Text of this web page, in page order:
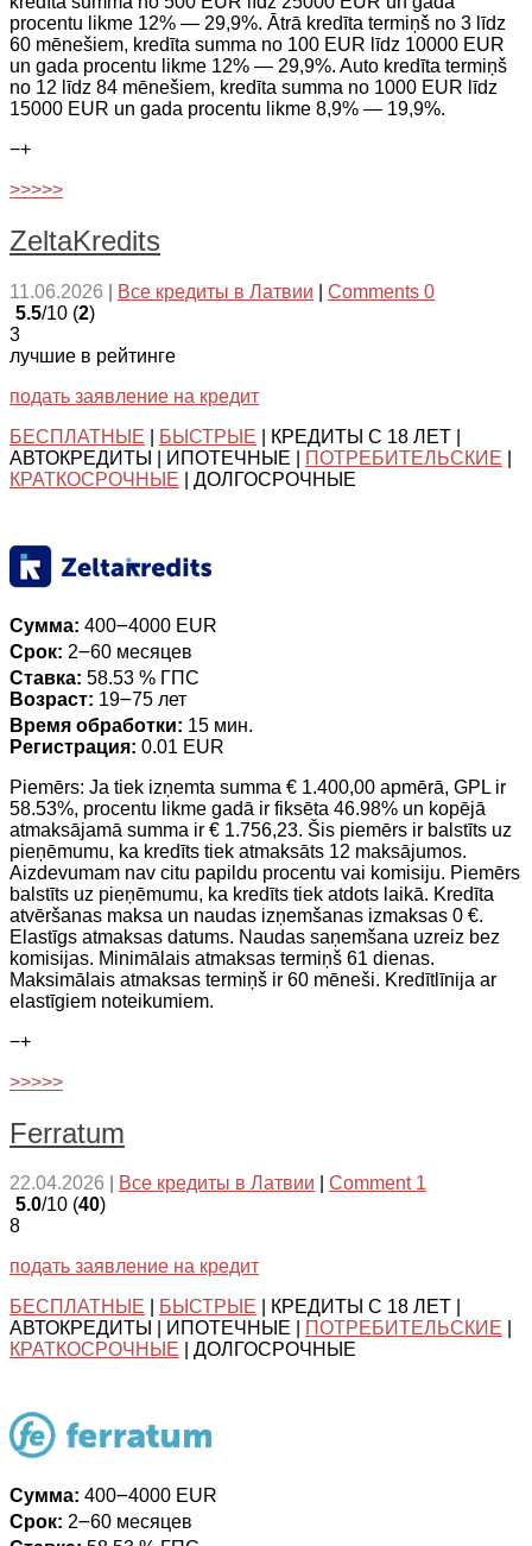
procentu likme 12% — 29,9%. Ātrā kredīta termiņš no 3 līdz
60 mēnešiem, kredīta summa no 100 EUR līdz 10000 EUR
un gada procentu likme 12% — 29,9%. Auto kredīta termiņš
no 12 līdz 84 mēnešiem, kredīta summa no 1000 EUR līdz
15000 EUR un gada procentu likme 8,9% — 19,9%.
−+
>>>>>
ZeltaKredits
11.06.2026 Все кредиты в Латвии
Comments 0
5.5/10 (2)
3
лучшие в рейтинге
подать заявление на кредит
БЕСПЛАТНЫЕ
БЫСТРЫЕ | КРЕДИТЫ С 18 ЛЕТ |
АВТОКРЕДИТЫ | ИПОТЕЧНЫЕ |
ПОТРЕБИТЕЛЬСКИЕ
КРАТКОСРОЧНЫЕ | ДОЛГОСРОЧНЫЕ
Сумма: 400౼4000 EUR
Срок: 2౼60 месяцев
Ставка: 58.53 % ГПС
Возраст: 19౼75 лет
Время обработки: 15 мин.
Регистрация: 0.01 EUR
Piemērs: Ja tiek izņemta summa € 1.400,00 apmērā, GPL ir
58.53%, procentu likme gadā ir fiksēta 46.98% un kopējā
atmaksājamā summa ir € 1.756,23. Šis piemērs ir balstīts uz
pieņēmumu, ka kredīts tiek atmaksāts 12 maksājumos.
Aizdevumam nav citu papildu procentu vai komisiju. Piemērs
balstīts uz pieņēmumu, ka kredīts tiek atdots laikā. Kredīta
atvēršanas maksa un naudas izņemšanas izmaksas 0 €.
Elastīgs atmaksas datums. Naudas saņemšana uzreiz bez
komisijas. Minimālais atmaksas termiņš 61 dienas.
Maksimālais atmaksas termiņš ir 60 mēneši. Kredītlīnija ar
elastīgiem noteikumiem.
−+
>>>>>
Ferratum
22.04.2026 Все кредиты в Латвии
Comment 1
5.0/10 (40)
8
подать заявление на кредит
БЕСПЛАТНЫЕ
БЫСТРЫЕ | КРЕДИТЫ С 18 ЛЕТ |
АВТОКРЕДИТЫ | ИПОТЕЧНЫЕ |
ПОТРЕБИТЕЛЬСКИЕ
КРАТКОСРОЧНЫЕ | ДОЛГОСРОЧНЫЕ
Сумма: 400౼4000 EUR
Срок: 2౼60 месяцев